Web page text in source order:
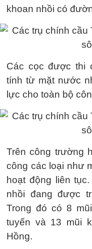
khoan nhồi có
Các cọc được thi
tính từ mặt nước
lực cho toàn bộ
Trên công trường
công các loại như
hoạt động liên
nhồi đang được
Trong đó có 8
tuyến và 13 mũi
Hồng.